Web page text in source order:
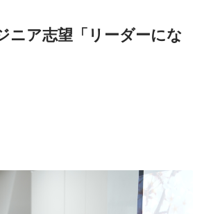
ニア志望「リーダーにな